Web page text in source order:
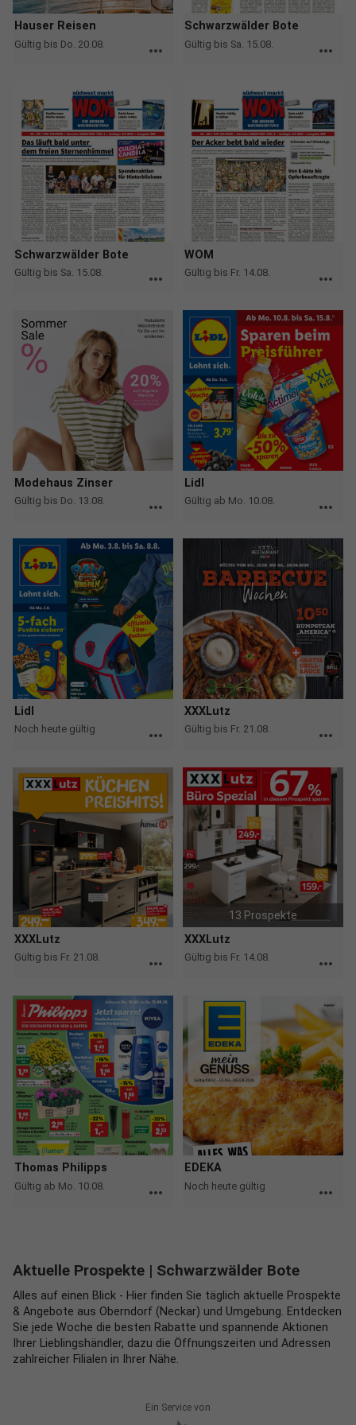
Hauser Reisen
Gültig bis Do. 20.08. more_horiz
Schwarzwälder Bote
Gültig bis Sa. 15.08. more_horiz
Schwarzwälder Bote
Gültig bis Sa. 15.08. more_horiz
WOM
Gültig bis Fr. 14.08. more_horiz
Modehaus Zinser
Gültig bis Do. 13.08. more_horiz
Lidl
Gültig ab Mo. 10.08. more_horiz
Lidl
Noch heute gültig more_horiz
XXXLutz
Gültig bis Fr. 21.08. more_horiz
XXXLutz
Gültig bis Fr. 21.08. more_horiz
13 Prospekte
XXXLutz
Gültig bis Fr. 14.08. more_horiz
Thomas Philipps
Gültig ab Mo. 10.08. more_horiz
EDEKA
Noch heute gültig more_horiz
Aktuelle Prospekte | Schwarzwälder Bote
Alles auf einen Blick - Hier finden Sie täglich aktuelle Prospekte
& Angebote aus Oberndorf (Neckar) und Umgebung. Entdecken
Sie jede Woche die besten Rabatte und spannende Aktionen
Ihrer Lieblingshändler, dazu die Öffnungszeiten und Adressen
zahlreicher Filialen in Ihrer Nähe.
Ein Service von